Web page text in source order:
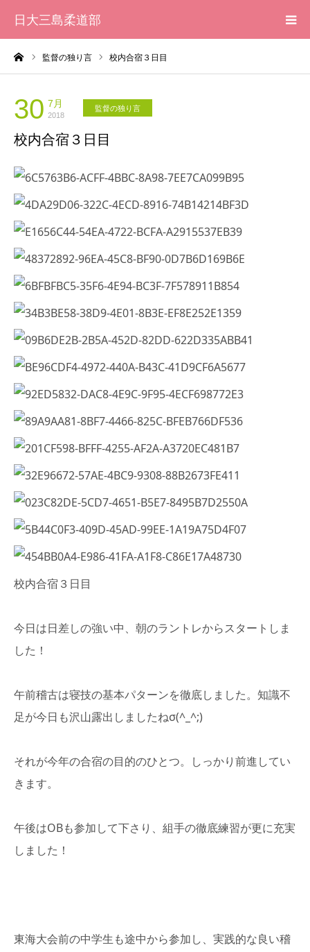
日大三島柔道部
監督の独り言 校内合宿３日目
30 7月
2018
監督の独り言
校内合宿３日目
校内合宿３日目
今日は日差しの強い中、朝のラントレからスタートしま
した！
午前稽古は寝技の基本パターンを徹底しました。知識不
足が今日も沢山露出しましたねσ(^_^;)
それが今年の合宿の目的のひとつ。しっかり前進してい
きます。
午後はOBも参加して下さり、組手の徹底練習が更に充実
しました！
東海大会前の中学生も途中から参加し、実践的な良い稽
HOME
柔道部 紹介
ブログ
大会記録
応援メッセージ一覧